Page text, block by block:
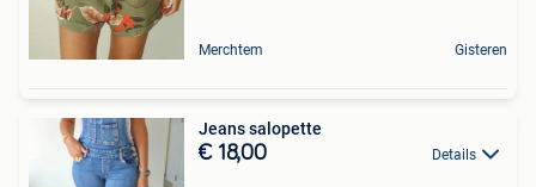
Merchtem Gisteren
Jeans salopette
€ 18,00 Details